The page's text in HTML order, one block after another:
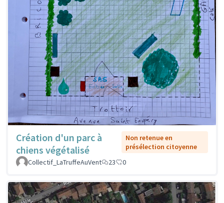
Création d'un parc à
chiens végétalisé
Non retenue en
présélection citoyenne
Collectif_LaTruffeAuVent
23 0